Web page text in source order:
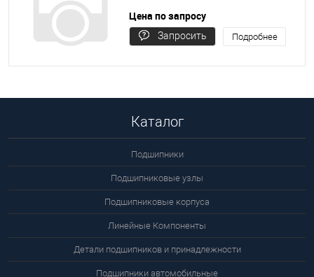
Цена по запросу
Запросить
Подробнее
Каталог
Подшипники
Подшипниковые узлы
Подшипниковые корпуса
Линейные Компоненты
Детали подшипников и принадлежности
Подшипники автомобильные